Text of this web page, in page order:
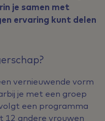
je samen met
ervaring kunt delen
vernieuwende vorm
je met een groep
een programma
12 andere vrouwen